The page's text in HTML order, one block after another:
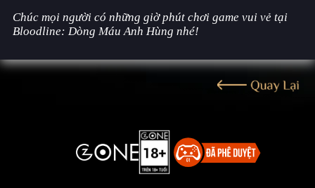
Chúc mọi người có những giờ phút chơi game vui vẻ tại
Bloodline: Dòng Máu Anh Hùng nhé!